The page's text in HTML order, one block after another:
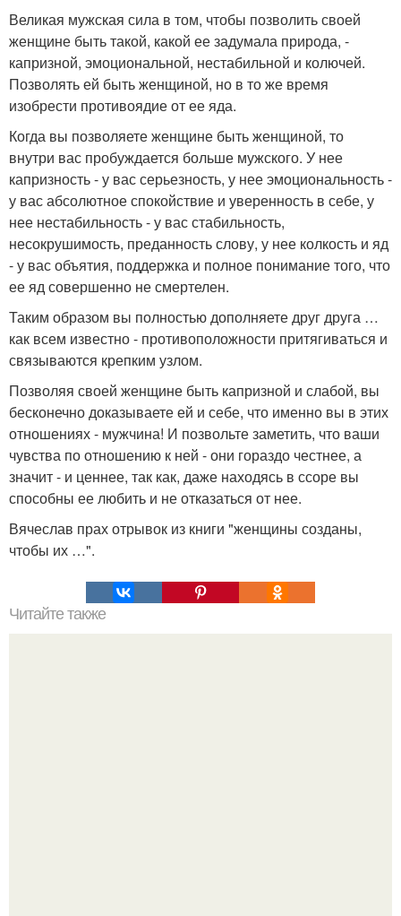
Великая мужская сила в том, чтобы позволить своей
женщине быть такой, какой ее задумала природа, -
капризной, эмоциональной, нестабильной и колючей.
Позволять ей быть женщиной, но в то же время
изобрести противоядие от ее яда.
Когда вы позволяете женщине быть женщиной, то
внутри вас пробуждается больше мужского. У нее
капризность - у вас серьезность, у нее эмоциональность -
у вас абсолютное спокойствие и уверенность в себе, у
нее нестабильность - у вас стабильность,
несокрушимость, преданность слову, у нее колкость и яд
- у вас объятия, поддержка и полное понимание того, что
ее яд совершенно не смертелен.
Таким образом вы полностью дополняете друг друга …
как всем известно - противоположности притягиваться и
связываются крепким узлом.
Позволяя своей женщине быть капризной и слабой, вы
бесконечно доказываете ей и себе, что именно вы в этих
отношениях - мужчина! И позвольте заметить, что ваши
чувства по отношению к ней - они гораздо честнее, а
значит - и ценнее, так как, даже находясь в ссоре вы
способны ее любить и не отказаться от нее.
Вячеслав прах отрывок из книги "женщины созданы,
чтобы их …".
Читайте также